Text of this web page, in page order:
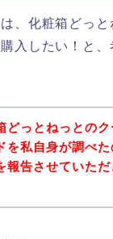
、化粧箱どっと
入したい！と
どっとねっとのク
を私自身が調べた
報告させていただ